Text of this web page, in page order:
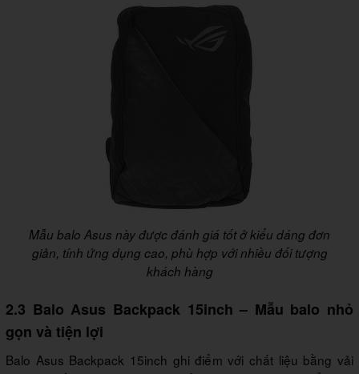
Mẫu balo Asus này được đánh giá tốt ở kiểu dáng đơn
giản, tính ứng dụng cao, phù hợp với nhiều đối tượng
khách hàng
2.3 Balo Asus Backpack 15inch – Mẫu balo nhỏ
gọn và tiện lợi
Balo Asus Backpack 15inch ghi điểm với chất liệu bằng vải